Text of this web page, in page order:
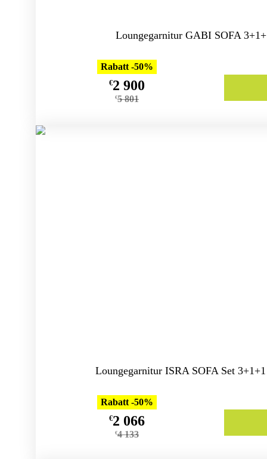
Loungegarnitur GABI SOFA
Rabatt -50%
€2 900
€5 801
Loungegarnitur ISRA SOFA Set
Rabatt -50%
€2 066
€4 133